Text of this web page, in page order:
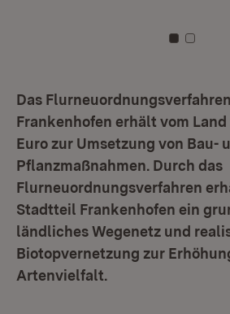
ZuZu
Das
Frankenhofen erhält vom
Euro zur Umsetzung von Bau-
Pflanzmaßnahmen. Durch das
Flurneuordnungsverfahren
Stadtteil Frankenhofen ein
ländliches Wegenetz und
Biotopvernetzung zur
Artenvielfalt.